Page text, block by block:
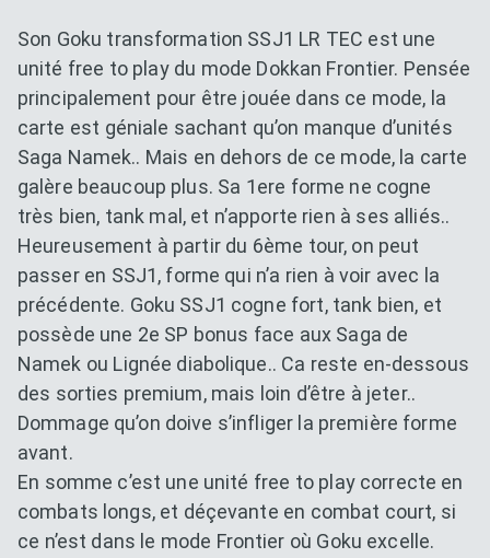
Son Goku transformation SSJ1 LR TEC est une
unité free to play du mode Dokkan Frontier. Pensée
principalement pour être jouée dans ce mode, la
carte est géniale sachant qu’on manque d’unités
Saga Namek.. Mais en dehors de ce mode, la carte
galère beaucoup plus. Sa 1ere forme ne cogne
très bien, tank mal, et n’apporte rien à ses alliés..
Heureusement à partir du 6ème tour, on peut
passer en SSJ1, forme qui n’a rien à voir avec la
précédente. Goku SSJ1 cogne fort, tank bien, et
possède une 2e SP bonus face aux Saga de
Namek ou Lignée diabolique.. Ca reste en-dessous
des sorties premium, mais loin d’être à jeter..
Dommage qu’on doive s’infliger la première forme
avant.
En somme c’est une unité free to play correcte en
combats longs, et déçevante en combat court, si
ce n’est dans le mode Frontier où Goku excelle.